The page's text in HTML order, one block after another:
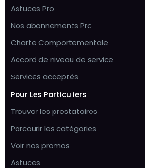
Astuces Pro
Nos abonnements Pro
Charte Comportementale
Accord de niveau de service
Services acceptés
Pour Les Particuliers
Trouver les prestataires
Parcourir les catégories
Voir nos promos
Astuces